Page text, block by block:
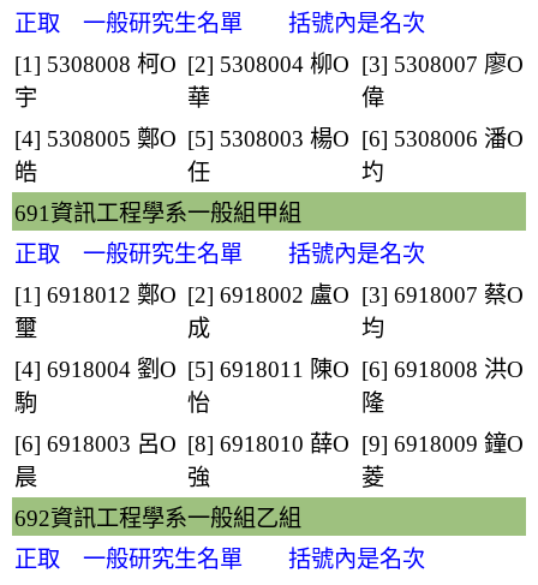
正取 一般研究生名單 括號內是名次
[1] 5308008 柯O
宇
[2] 5308004 柳O
華
[3] 5308007 廖O
偉
[4] 5308005 鄭O
皓
[5] 5308003 楊O
任
[6] 5308006 潘O
圴
691資訊工程學系一般組甲組
正取 一般研究生名單 括號內是名次
[1] 6918012 鄭O
璽
[2] 6918002 盧O
成
[3] 6918007 蔡O
均
[4] 6918004 劉O
駒
[5] 6918011 陳O
怡
[6] 6918008 洪O
隆
[6] 6918003 呂O
晨
[8] 6918010 薛O
強
[9] 6918009 鐘O
菱
692資訊工程學系一般組乙組
正取 一般研究生名單 括號內是名次